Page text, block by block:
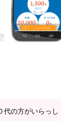
代の方がいらっし